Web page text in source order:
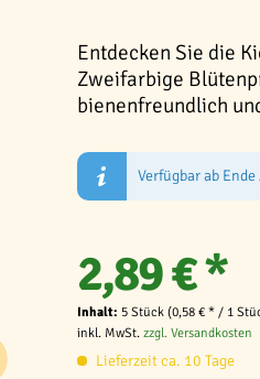
Entdecken Sie die
Zweifarbige
bienenfreundlich
Verfügbar ab
2,89 € *
Inhalt: 5 Stück (0,58 € * / 1
inkl. MwSt. zzgl. Versandkosten
Lieferzeit ca. 10 Tage